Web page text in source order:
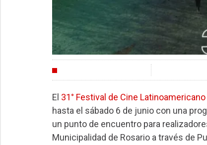
El 31° Festival de Cine
hasta el sábado 6 de junio con una
un punto de encuentro para
Municipalidad de Rosario a través de